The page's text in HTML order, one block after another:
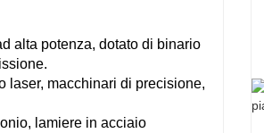
alta potenza, dotato di binario
laser, macchinari di precisione,
lamiere in acciaio